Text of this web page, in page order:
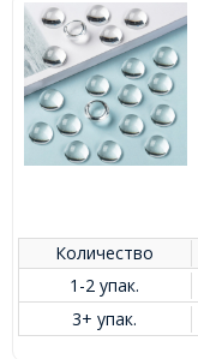
Количество
1-2 упак.
3+ упак.